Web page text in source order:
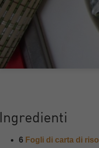
Ingredienti
6 Fogli di carta di riso